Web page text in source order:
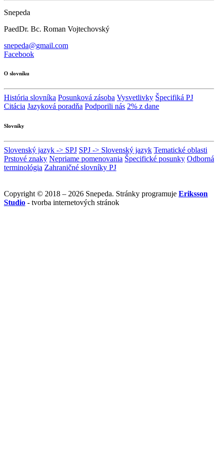
Snepeda
PaedDr. Bc. Roman Vojtechovský
snepeda@gmail.com
Facebook
O slovníku
História slovníka Posunková zásoba Vysvetlivky Špecifiká PJ
Citácia Jazyková poradňa Podporili nás 2% z dane
Slovníky
Slovenský jazyk -> SPJ SPJ -> Slovenský jazyk Tematické oblasti
Prstové znaky Nepriame pomenovania Špecifické posunky Odborná
terminológia Zahraničné slovníky PJ
Copyright © 2018 – 2026 Snepeda. Stránky programuje Eriksson
Studio - tvorba internetových stránok